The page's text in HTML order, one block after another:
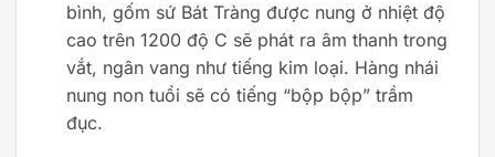
bình, gốm sứ Bát Tràng được nung ở nhiệt độ
cao trên 1200 độ C sẽ phát ra âm thanh trong
vắt, ngân vang như tiếng kim loại. Hàng nhái
nung non tuổi sẽ có tiếng “bộp bộp” trầm
đục.